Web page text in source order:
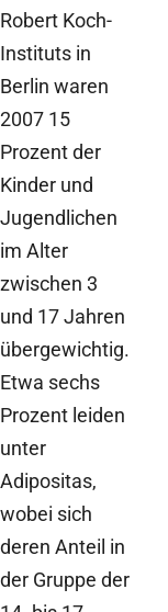
Robert Koch-
Instituts in
Berlin waren
2007 15
Prozent der
Kinder und
Jugendlichen
im Alter
zwischen 3
und 17 Jahren
übergewichtig.
Etwa sechs
Prozent leiden
unter
Adipositas,
wobei sich
deren Anteil in
der Gruppe der